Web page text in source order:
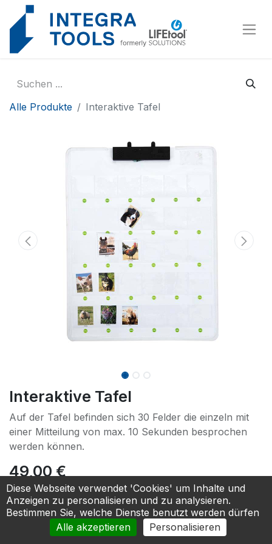
Alle Produkte Interaktive Tafel
Interaktive Tafel
Auf der Tafel befinden sich 30 Felder die einzeln mit
einer Mitteilung von max. 10 Sekunden besprochen
werden können.
49,00€
In den Warenkorb
Zur Anfrage hinzufügen
Cookie-Einstellungen
Diese Webseite verwendet 'Cookies' um Inhalte und
Anzeigen zu personalisieren und zu analysieren.
Bestimmen Sie, welche Dienste benutzt werden dürfen
Alle akzeptieren
Personalisieren